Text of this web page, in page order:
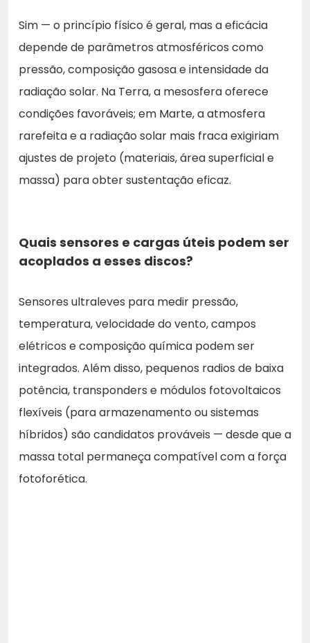
Sim — o princípio físico é geral, mas a eficácia
depende de parâmetros atmosféricos como
pressão, composição gasosa e intensidade da
radiação solar. Na Terra, a mesosfera oferece
condições favoráveis; em Marte, a atmosfera
rarefeita e a radiação solar mais fraca exigiriam
ajustes de projeto (materiais, área superficial e
massa) para obter sustentação eficaz.
Quais sensores e cargas úteis podem ser
acoplados a esses discos?
Sensores ultraleves para medir pressão,
temperatura, velocidade do vento, campos
elétricos e composição química podem ser
integrados. Além disso, pequenos radios de baixa
potência, transponders e módulos fotovoltaicos
flexíveis (para armazenamento ou sistemas
híbridos) são candidatos prováveis — desde que a
massa total permaneça compatível com a força
fotoforética.